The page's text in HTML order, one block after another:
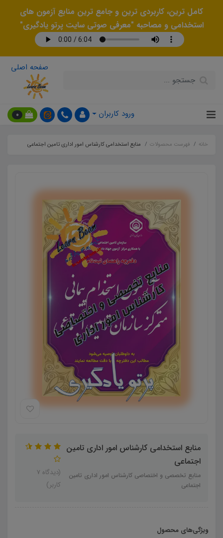
کامل ترین، کاربردی ترین و جامع ترین منابع آزمون های
استخدامی و مصاحبه "معرفی صوتی سایت پرتو یادگیری"
صفحه اصلی
ورود کاربران 0
خانه فهرست محصولات منابع استخدامی کارشناس امور اداری تامین اجتماعی
منابع استخدامی کارشناس امور اداری تامین
اجتماعی
منابع تخصصی و اختصاصی کارشناس امور اداری تامین
اجتماعی
(دیدگاه 7
کاربر)
ویژگی‌های محصول